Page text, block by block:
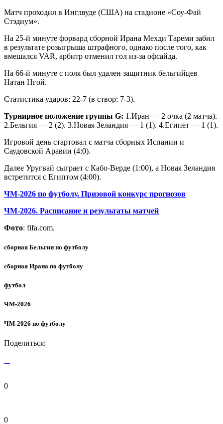
Матч проходил в Инглвуде (США) на стадионе «Соу-Фай
Стэдиум».
На 25-й минуте форвард сборной Ирана Мехди Тареми забил
в результате розыгрыша штрафного, однако после того, как
вмешался VAR, арбитр отменил гол из-за офсайда.
На 66-й минуте с поля был удален защитник бельгийцев
Натан Нгой.
Статистика ударов: 22-7 (в створ: 7-3).
Турнирное положение группы G: 1.Иран — 2 очка (2 матча).
2.Бельгия — 2 (2). 3.Новая Зеландия — 1 (1). 4.Египет — 1 (1).
Игровой день стартовал с матча сборных Испании и
Саудовской Аравии (4:0).
Далее Уругвай сыграет с Кабо-Верде (1:00), а Новая Зеландия
встретится с Египтом (4:00).
ЧМ-2026 по футболу. Призовой конкурс прогнозов
ЧМ-2026. Расписание и результаты матчей
Фото: fifa.com.
сборная Бельгии по футболу
сборная Ирана по футболу
футбол
ЧМ-2026
ЧМ-2026 по футболу
Поделиться:
0
0